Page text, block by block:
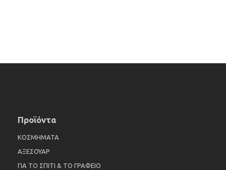
Προϊόντα
ΚΟΣΜΗΜΑΤΑ
ΑΞΕΣΟΥΑΡ
ΓΙΑ ΤΟ ΣΠΙΤΙ & ΤΟ ΓΡΑΦΕΙΟ